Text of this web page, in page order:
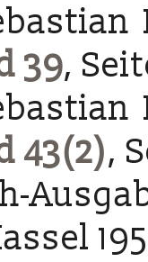
39,
43(2),